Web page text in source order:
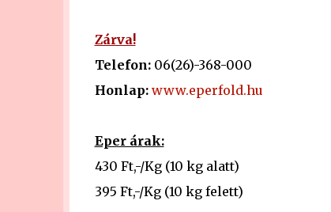
Zárva!
Telefon:06(26)-368-000
Honlap: www.eperfold.hu
Eper árak:
430 Ft,-/Kg (10 kg alatt)
395 Ft,-/Kg (10 kg felett)